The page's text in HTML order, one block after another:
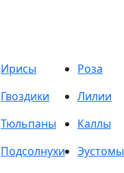
Ирисы
Роза
Гвоздики
Лилии
Тюльпаны
Каллы
Подсолнухи
Эустомы